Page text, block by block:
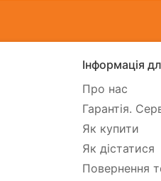
Інформація
Про нас
Гарантія.
Як купити
Як дістатися
Повернення